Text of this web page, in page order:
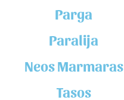
Parga
Paralija
Neos Marmaras
Tasos